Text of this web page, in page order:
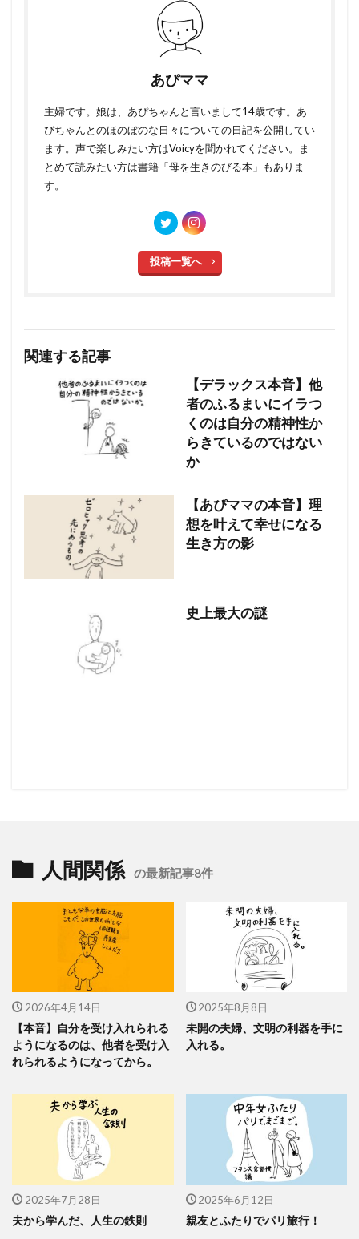
あぴママ
主婦です。娘は、あぴちゃんと言いまして14歳です。あ
ぴちゃんとのほのぼのな日々についての日記を公開してい
ます。声で楽しみたい方はVoicyを聞かれてください。ま
とめて読みたい方は書籍「母を生きのびる本」もありま
す。
投稿一覧へ
関連する記事
【デラックス本音】他
者のふるまいにイラつ
くのは自分の精神性か
らきているのではない
か
【あぴママの本音】理
想を叶えて幸せになる
生き方の影
史上最大の謎
人間関係 の最新記事8件
2026年4月14日
【本音】自分を受け入れられる
ようになるのは、他者を受け入
れられるようになってから。
2025年8月8日
未開の夫婦、文明の利器を手に
入れる。
2025年7月28日
夫から学んだ、人生の鉄則
2025年6月12日
親友とふたりでパリ旅行！